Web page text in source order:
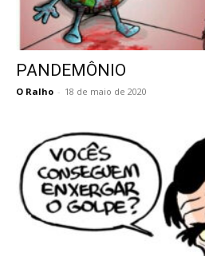
PANDEMÔNIO
O Ralho - 18 de maio de 2020